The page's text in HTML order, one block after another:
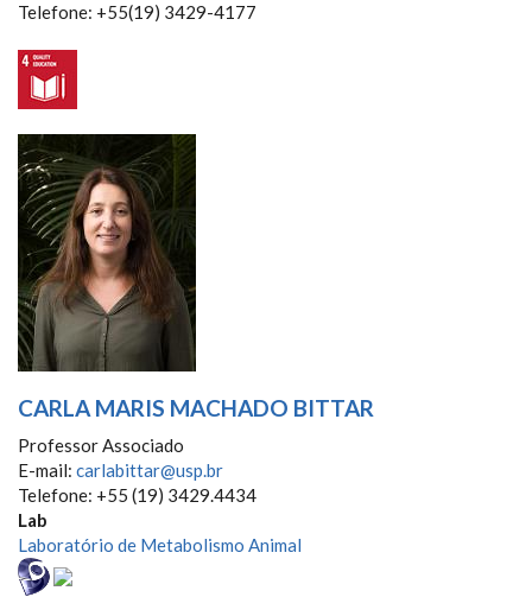
Telefone: +55(19) 3429-4177
CARLA MARIS MACHADO BITTAR
Professor Associado
E-mail: carlabittar@usp.br
Telefone: +55 (19) 3429.4434
Lab
Laboratório de Metabolismo Animal